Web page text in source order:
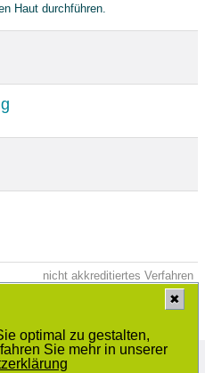
optimal zu gestalten,
Sie mehr in unserer
✖
Haut durchführen.
nicht akkreditiertes Verfahren
/ Dr. Ansorge und Kollegen GbR
39124 Magdeburg